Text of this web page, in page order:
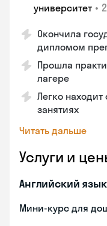
университет •
Окончила
дипломом
Прошла
лагере
Легко
занятиях
Читать дальше
Услуги и
Английский язык
Мини-курс для